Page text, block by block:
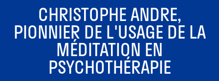
CHRISTOPHE ANDRE,
PIONNIER DE L'USAGE DE LA
MÉDITATION EN
PSYCHOTHÉRAPIE